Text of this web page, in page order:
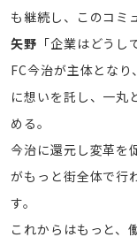
も継続し、このコミ
矢野 「企業はどう
FC今治が主体とな
に想いを託し、一丸
める。
今治に還元し変革を
がもっと街全体で行
す。
これからはもっと、